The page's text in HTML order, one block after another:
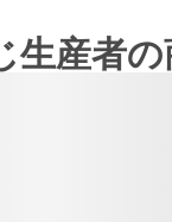
生産者